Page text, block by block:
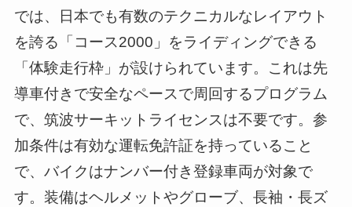
では、日本でも有数のテクニカルなレイアウト
を誇る「コース2000」をライディングできる
「体験走行枠」が設けられています。これは先
導車付きで安全なペースで周回するプログラム
で、筑波サーキットライセンスは不要です。参
加条件は有効な運転免許証を持っていること
で、バイクはナンバー付き登録車両が対象で
す。装備はヘルメットやグローブ、長袖・長ズ